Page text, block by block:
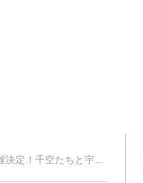
たちと宇宙へ出発！！